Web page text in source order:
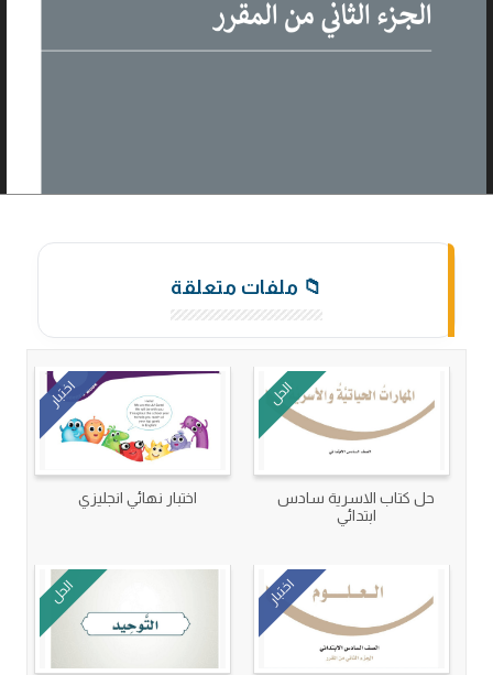
📁 ملفات متعلقة
الحل
حل كتاب الاسرية سادس
ابتدائي
اختبار
اختبار نهائي انجليزي
اختبار الحل